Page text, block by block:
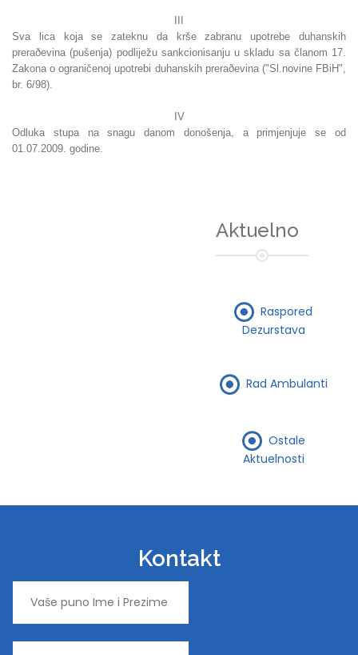
Sva lica koja se zateknu da krše zabranu upotrebe duhanskih
preraðevina (pušenja) podliježu sankcionisanju u skladu sa članom 17.
Zakona o ograničenoj upotrebi duhanskih preraðevina ("Sl.novine FBiH",
br. 6/98).
IV
Odluka stupa na snagu danom donošenja, a primjenjuje se od
01.07.2009. godine.
Aktuelno
Raspored
Dezurstava
Rad Ambulanti
Ostale
Aktuelnosti
Kontakt